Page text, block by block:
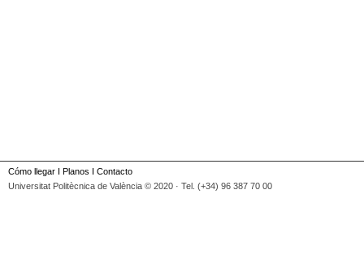
Cómo llegar I Planos I Contacto
Universitat Politècnica de València © 2020 · Tel. (+34) 96 387 70 00